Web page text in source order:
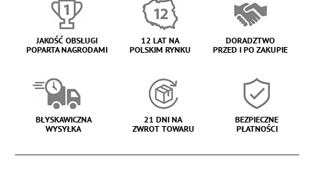
JAKOŚĆ OBSŁUGI
POPARTA NAGRODAMI
12 LAT NA
POLSKIM RYNKU
DORADZTWO
PRZED I PO ZAKUPIE
BŁYSKAWICZNA
WYSYŁKA
21 DNI NA
ZWROT TOWARU
BEZPIECZNE
PŁATNOŚCI